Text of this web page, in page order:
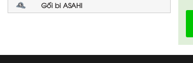
Gối bi ASAHI